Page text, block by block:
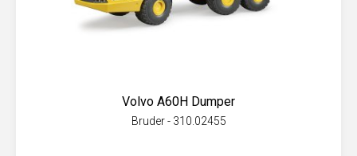
Volvo A60H Dumper
Bruder - 310.02455